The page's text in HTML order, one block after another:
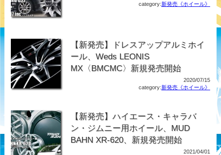
category:新発売《ホイール》
【新発売】ドレスアップアルミホイ
ール、Weds LEONIS
MX〈BMCMC〉新規発売開始
2020/07/15
category:新発売《ホイール》
【新発売】ハイエース・キャラバ
ン・ジムニー用ホイール、MUD
BAHN XR-620、新規発売開始
2021/04/01